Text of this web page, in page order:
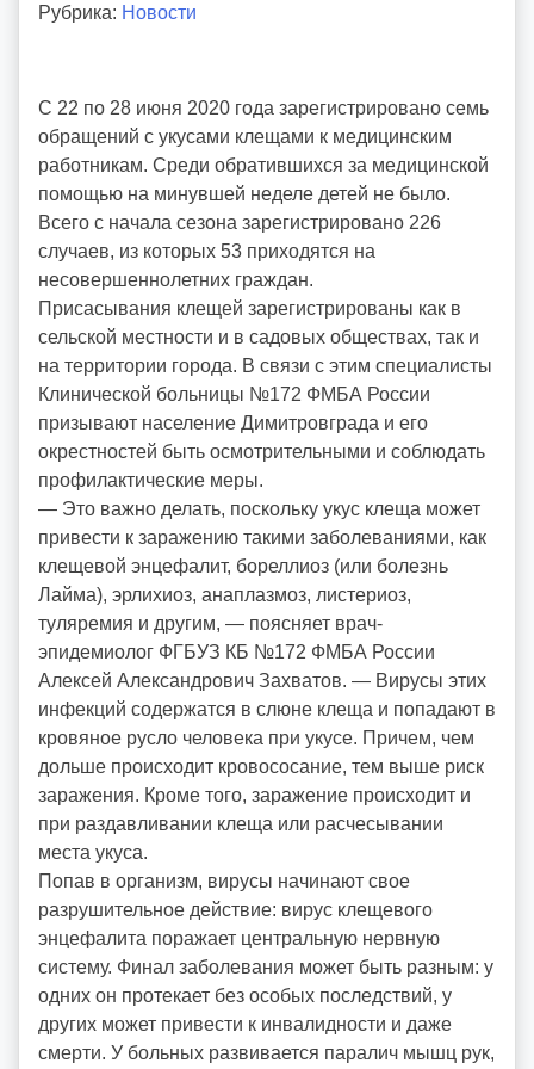
в
р
Рубрика: Новости
С 22 по 28 июня 2020 года зарегистрировано семь
обращений с укусами клещами к медицинским
работникам. Среди обратившихся за медицинской
помощью на минувшей неделе детей не было.
Всего с начала сезона зарегистрировано 226
случаев, из которых 53 приходятся на
несовершеннолетних граждан.
Присасывания клещей зарегистрированы как в
сельской местности и в садовых обществах, так и
на территории города. В связи с этим специалисты
Клинической больницы №172 ФМБА России
призывают население Димитровграда и его
окрестностей быть осмотрительными и соблюдать
профилактические меры.
— Это важно делать, поскольку укус клеща может
привести к заражению такими заболеваниями, как
клещевой энцефалит, бореллиоз (или болезнь
Лайма), эрлихиоз, анаплазмоз, листериоз,
туляремия и другим, — поясняет врач-
эпидемиолог ФГБУЗ КБ №172 ФМБА России
Алексей Александрович Захватов. — Вирусы этих
инфекций содержатся в слюне клеща и попадают в
кровяное русло человека при укусе. Причем, чем
дольше происходит кровососание, тем выше риск
заражения. Кроме того, заражение происходит и
при раздавливании клеща или расчесывании
места укуса.
Попав в организм, вирусы начинают свое
разрушительное действие: вирус клещевого
энцефалита поражает центральную нервную
систему. Финал заболевания может быть разным: у
одних он протекает без особых последствий, у
других может привести к инвалидности и даже
смерти. У больных развивается паралич мышц рук,